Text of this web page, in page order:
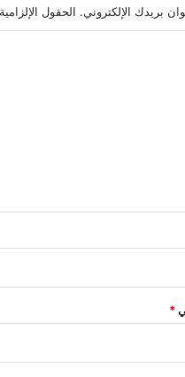
بريدك الإلكتروني. الحقول
*